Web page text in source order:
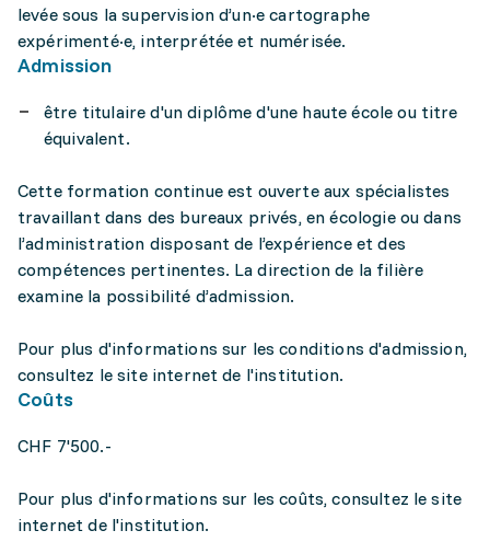
levée sous la supervision d’un·e cartographe
expérimenté·e, interprétée et numérisée.
Admission
être titulaire d'un diplôme d'une haute école ou titre
équivalent.
Cette formation continue est ouverte aux spécialistes
travaillant dans des bureaux privés, en écologie ou dans
l’administration disposant de l’expérience et des
compétences pertinentes. La direction de la filière
examine la possibilité d’admission.
Pour plus d'informations sur les conditions d'admission,
consultez le site internet de l'institution.
Coûts
CHF 7'500.-
Pour plus d'informations sur les coûts, consultez le site
internet de l'institution.